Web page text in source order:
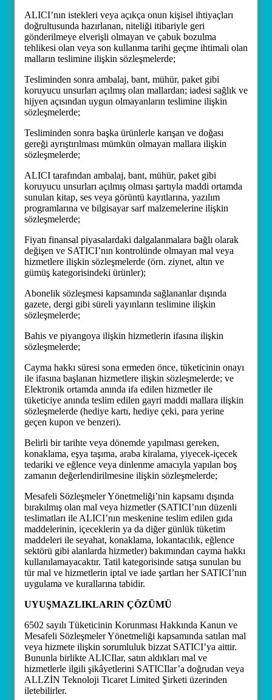
ALICI’nın istekleri veya açıkça onun kişisel ihtiyaçları
doğrultusunda hazırlanan, niteliği itibariyle geri
gönderilmeye elverişli olmayan ve çabuk bozulma
tehlikesi olan veya son kullanma tarihi geçme ihtimali olan
malların teslimine ilişkin sözleşmelerde;
Tesliminden sonra ambalaj, bant, mühür, paket gibi
koruyucu unsurları açılmış olan mallardan; iadesi sağlık ve
hijyen açısından uygun olmayanların teslimine ilişkin
sözleşmelerde;
Tesliminden sonra başka ürünlerle karışan ve doğası
gereği ayrıştırılması mümkün olmayan mallara ilişkin
sözleşmelerde;
ALICI tarafından ambalaj, bant, mühür, paket gibi
koruyucu unsurları açılmış olması şartıyla maddi ortamda
sunulan kitap, ses veya görüntü kayıtlarına, yazılım
programlarına ve bilgisayar sarf malzemelerine ilişkin
sözleşmelerde;
Fiyatı finansal piyasalardaki dalgalanmalara bağlı olarak
değişen ve SATICI’nın kontrolünde olmayan mal veya
hizmetlere ilişkin sözleşmelerde (örn. ziynet, altın ve
gümüş kategorisindeki ürünler);
Abonelik sözleşmesi kapsamında sağlananlar dışında
gazete, dergi gibi süreli yayınların teslimine ilişkin
sözleşmelerde;
Bahis ve piyangoya ilişkin hizmetlerin ifasına ilişkin
sözleşmelerde;
Cayma hakkı süresi sona ermeden önce, tüketicinin onayı
ile ifasına başlanan hizmetlere ilişkin sözleşmelerde; ve
Elektronik ortamda anında ifa edilen hizmetler ile
tüketiciye anında teslim edilen gayri maddi mallara ilişkin
sözleşmelerde (hediye kartı, hediye çeki, para yerine
geçen kupon ve benzeri).
Belirli bir tarihte veya dönemde yapılması gereken,
konaklama, eşya taşıma, araba kiralama, yiyecek-içecek
tedariki ve eğlence veya dinlenme amacıyla yapılan boş
zamanın değerlendirilmesine ilişkin sözleşmelerde;
Mesafeli Sözleşmeler Yönetmeliği’nin kapsamı dışında
bırakılmış olan mal veya hizmetler (SATICI’nın düzenli
teslimatları ile ALICI’nın meskenine teslim edilen gıda
maddelerinin, içeceklerin ya da diğer günlük tüketim
maddeleri ile seyahat, konaklama, lokantacılık, eğlence
sektörü gibi alanlarda hizmetler) bakımından cayma hakkı
kullanılamayacaktır. Tatil kategorisinde satışa sunulan bu
tür mal ve hizmetlerin iptal ve iade şartları her SATICI’nın
uygulama ve kurallarına tabidir.
UYUŞMAZLIKLARIN ÇÖZÜMÜ
6502 sayılı Tüketicinin Korunması Hakkında Kanun ve
Mesafeli Sözleşmeler Yönetmeliği kapsamında satılan mal
veya hizmete ilişkin sorumluluk bizzat SATICI’ya aittir.
Bununla birlikte ALICIlar, satın aldıkları mal ve
hizmetlerle ilgili şikâyetlerini SATICIlar’a doğrudan veya
ALLZİN Teknoloji Ticaret Limited Şirketi üzerinden
iletebilirler.